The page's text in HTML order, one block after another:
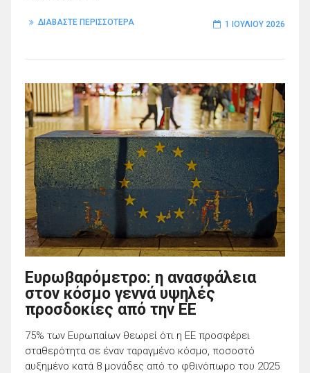
ΔΙΑΒΑΣΤΕ ΠΕΡΙΣΣΟΤΕΡΑ 1 ΙΟΥΛΊΟΥ 2026
Ευρωβαρόμετρο: η ανασφάλεια
στον κόσμο γεννά υψηλές
προσδοκίες από την ΕΕ
75% των Ευρωπαίων θεωρεί ότι η ΕΕ προσφέρει
σταθερότητα σε έναν ταραγμένο κόσμο, ποσοστό
αυξημένο κατά 8 μονάδες από το φθινόπωρο του 2025